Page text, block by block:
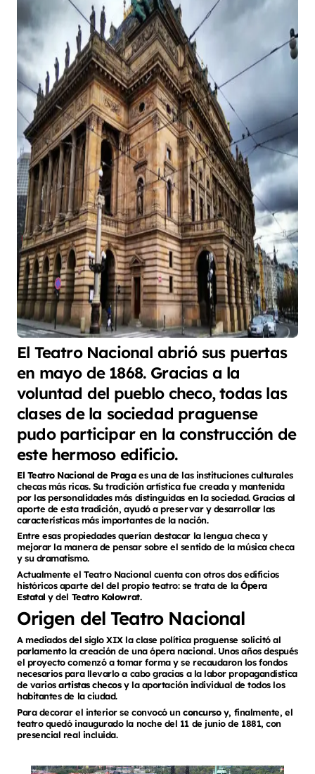
El Teatro Nacional abrió sus puertas
en mayo de 1868. Gracias a la
voluntad del pueblo checo, todas las
clases de la sociedad praguense
pudo participar en la construcción de
este hermoso edificio.
El Teatro Nacional de Pragaes una de las instituciones culturales
checas más ricas. Su tradición artística fue creada y mantenida
por las personalidades más distinguidas en la sociedad. Gracias al
aporte de esta tradición, ayudó a preservar y desarrollar las
características más importantes de la nación.
Entre esas propiedades querían destacar la lengua checa y
mejorar la manera de pensar sobre el sentido de la música checa
y su dramatismo.
Actualmente el Teatro Nacional cuenta con otros dos edificios
históricos aparte del del propio teatro: se trata de laÓpera
Estatal y del Teatro Kolowrat.
Origen del Teatro Nacional
A mediados del siglo XIX la clase política praguense solicitó al
parlamento la creación de una ópera nacional. Unos años después
el proyecto comenzó a tomar forma y se recaudaron los fondos
necesarios para llevarlo a cabo gracias a la labor propagandística
de variosartistas checosy la aportación individual de todos los
habitantes de la ciudad.
Para decorar el interior se convocó unconcursoy, finalmente, el
teatro quedó inaugurado la noche del 11 de junio de 1881, con
presencial real incluida.